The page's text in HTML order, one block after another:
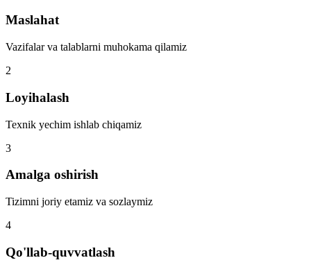
Maslahat
Vazifalar va talablarni muhokama qilamiz
2
Loyihalash
Texnik yechim ishlab chiqamiz
3
Amalga oshirish
Tizimni joriy etamiz va sozlaymiz
4
Qo'llab-quvvatlash